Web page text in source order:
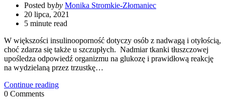
Posted byby Monika Stromkie-Złomaniec
20 lipca, 2021
5 minute read
W większości insulinooporność dotyczy osób z nadwagą i otyłością,
choć zdarza się także u szczupłych. Nadmiar tkanki tłuszczowej
upośledza odpowiedź organizmu na glukozę i prawidłową reakcję
na wydzielaną przez trzustkę…
Continue reading
0 Comments